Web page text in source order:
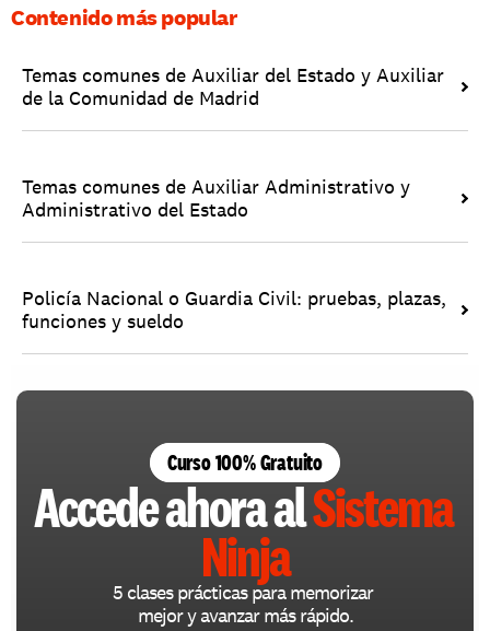
Contenido más popular
Temas comunes de Auxiliar del Estado y Auxiliar
de la Comunidad de Madrid
Temas comunes de Auxiliar Administrativo y
Administrativo del Estado
Policía Nacional o Guardia Civil: pruebas, plazas,
funciones y sueldo
Curso 100% Gratuito
Accede ahora al Sistema
Ninja
5 clases prácticas para memorizar
mejor y avanzar más rápido.